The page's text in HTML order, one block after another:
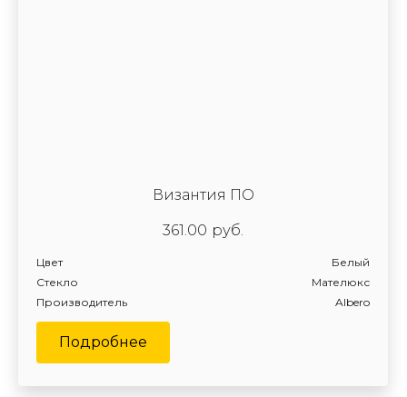
Византия ПО
руб.
361.00
Цвет Белый
Производитель Albero
Стекло Мателюкс
Подробнее